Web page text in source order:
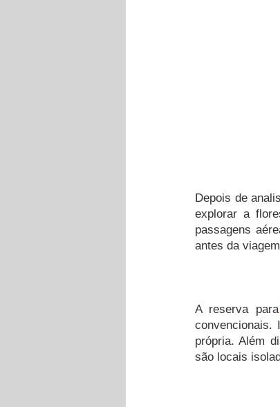
Depois de
explorar a
passagens
antes da
A reserva para
convencionais.
própria. Além
são locais